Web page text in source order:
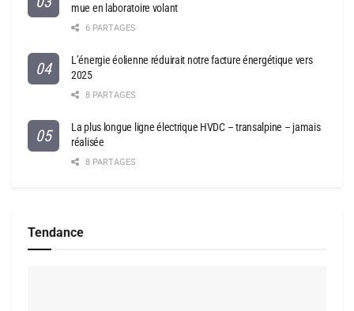
mue en laboratoire volant
6 PARTAGES
L’énergie éolienne réduirait notre facture énergétique vers
2025
8 PARTAGES
La plus longue ligne électrique HVDC – transalpine – jamais
réalisée
8 PARTAGES
Tendance